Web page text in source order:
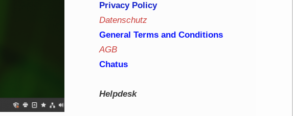
Privacy Policy
Datenschutz
General Terms and Conditions
AGB
Chatus
Helpdesk